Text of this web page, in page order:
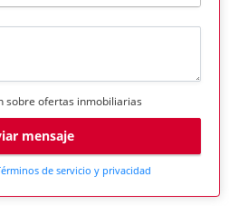
sobre ofertas inmobiliarias
mensaje
de servicio y privacidad